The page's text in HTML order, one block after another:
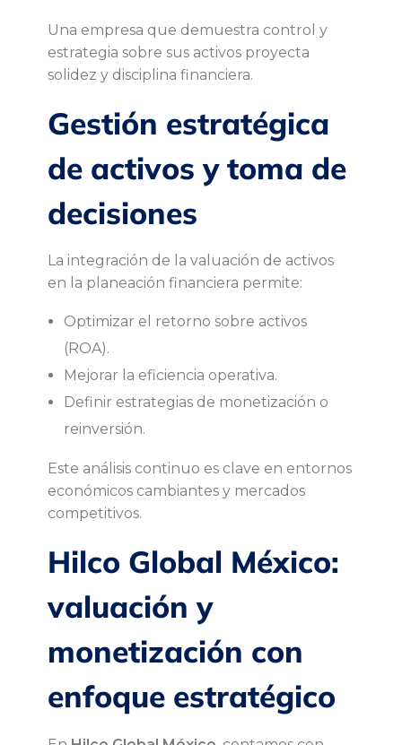
Una empresa que demuestra control y
estrategia sobre sus activos proyecta
solidez y disciplina financiera.
Gestión estratégica
de activos y toma de
decisiones
La integración de la valuación de activos
en la planeación financiera permite:
Optimizar el retorno sobre activos
(ROA).
Mejorar la eficiencia operativa.
Definir estrategias de monetización o
reinversión.
Este análisis continuo es clave en entornos
económicos cambiantes y mercados
competitivos.
Hilco Global México:
valuación y
monetización con
enfoque estratégico